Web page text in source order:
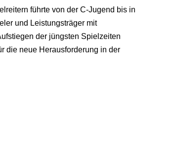
führte von der C-Jugend bis in
und Leistungsträger mit
der jüngsten Spielzeiten
die neue Herausforderung in der